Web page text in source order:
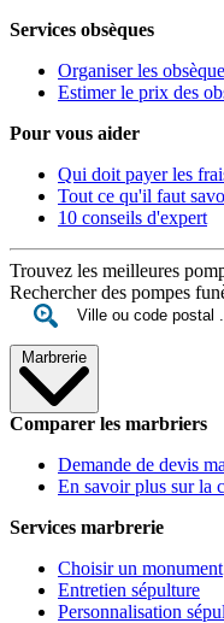
Services obsèques
Organiser les
Estimer le prix des
Pour vous aider
Qui doit payer les
Tout ce qu'il faut
10 conseils d'expert
Trouvez les meilleures
Rechercher des pompes
Marbrerie
Comparer les marbriers
Demande de devis
En savoir plus sur la
Services marbrerie
Choisir un monument
Entretien sépulture
Personnalisation